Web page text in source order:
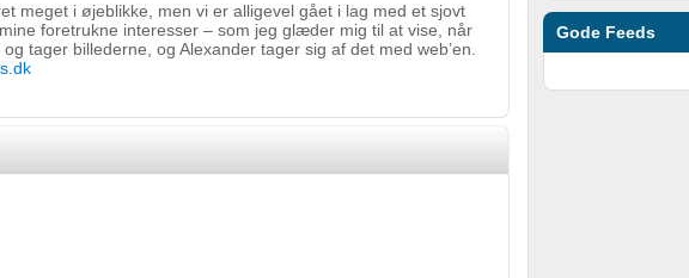
Gode Feeds
meget i øjeblikke, men vi er alligevel gået i lag med et sjovt
foretrukne interesser – som jeg glæder mig til at vise, når
tager billederne, og Alexander tager sig af det med web’en.